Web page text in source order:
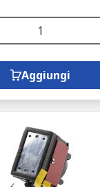
Aggiungi